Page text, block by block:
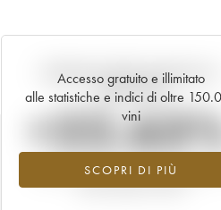
Accesso gratuito e illimitato
alle statistiche e indici di oltre
vini
SCOPRI DI PIÙ
Andamento della quotazione in
tempo reale
Valore in aumento per l'annata 2017
2026 rispetto al 2025